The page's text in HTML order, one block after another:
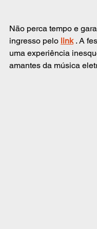
Não perca tempo e
ingresso pelo link . A
uma experiência
amantes da música